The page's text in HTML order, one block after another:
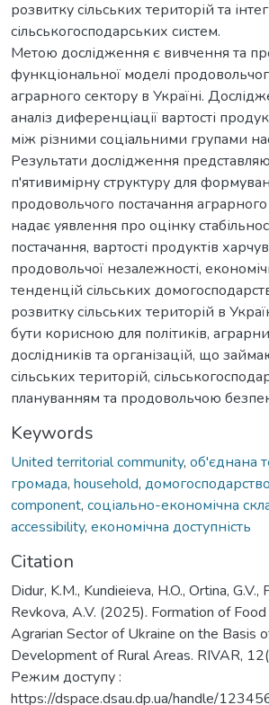
розвитку сільських територій та
сільськогосподарських систем.
Метою дослідження є вивчення та
функціональної моделі
аграрного сектору в Україні.
аналіз диференціації вартості
між різними соціальними групами
Результати дослідження
п'ятивимірну структуру для
продовольчого постачання аграрного
надає уявлення про оцінку
постачання, вартості продуктів
продовольчої незалежності,
тенденцій сільських
розвитку сільських територій в
бути корисною для політиків,
дослідників та організацій, що
сільських територій,
плануванням та продовольчою
Keywords
United territorial community, об'єднана
громада, household, домогосподарство
component, соціально-економічна
accessibility, економічна доступність
Citation
Didur, K.M., Kundieieva, H.O., Ortina, G.V.,
Revkova, A.V. (2025). Formation of
Agrarian Sector of Ukraine on the Basis
Development of Rural Areas. RIVAR,
Режим доступу :
https://dspace.dsau.dp.ua/handle/